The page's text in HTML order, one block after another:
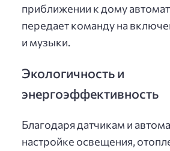
приближении к дому
передает команду на
и музыки.
Экологичность и
энергоэффективность
Благодаря датчикам и
настройке освещения,